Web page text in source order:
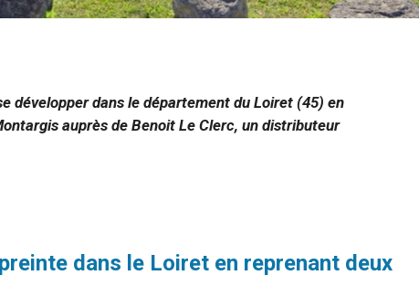
développer dans le département du Loiret (45) en
auprès de Benoit Le Clerc, un distributeur
dans le Loiret en reprenant deux